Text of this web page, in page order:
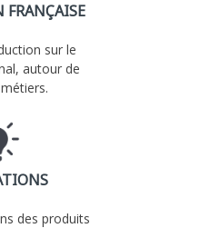
FRANÇAISE
sur le
autour de
des produits